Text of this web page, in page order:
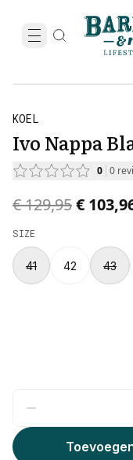
KOEL
Ivo Nappa
0 0
Original price
€ 129,95€
SIZE
41 42 43